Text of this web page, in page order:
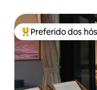
Entre os melhores
Preferido dos